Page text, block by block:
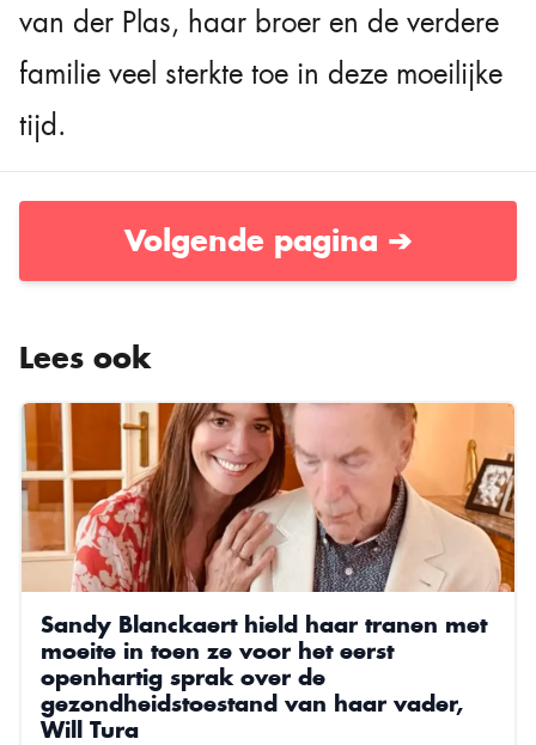
van der Plas, haar broer en de verdere
familie veel sterkte toe in deze moeilijke
tijd.
Volgende pagina ➔
Lees ook
Sandy Blanckaert hield haar tranen met
moeite in toen ze voor het eerst
openhartig sprak over de
gezondheidstoestand van haar vader,
Will Tura